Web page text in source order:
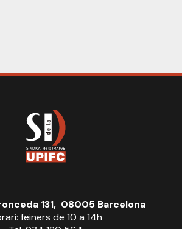
131, 08005 Barcelona
feiners de 10 a 14h